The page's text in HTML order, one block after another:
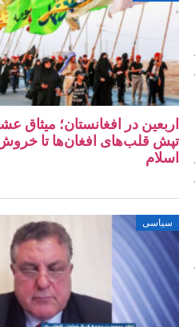
اربعین در افغانستان؛ میثاق
تپش‌ قلب‌های افغان‌ها تا
اسلام
سیاسی